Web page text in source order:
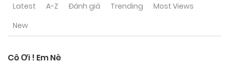
Latest A-Z Đánh giá Trending
Most Views
New
Cô Ơi ! Em Nè